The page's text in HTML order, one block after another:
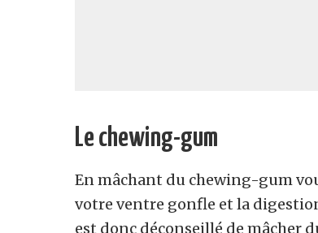
Le chewing-gum
En mâchant du chewing-gum
votre ventre gonfle et la
est donc déconseillé de mâcher